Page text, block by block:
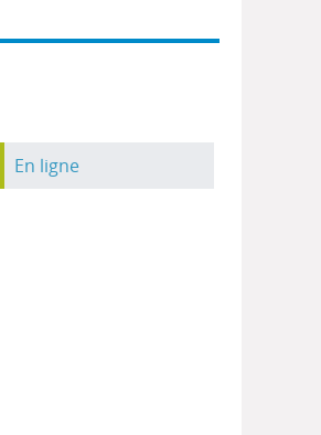
En ligne